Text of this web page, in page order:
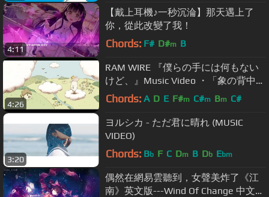
4:11
【戴上耳機♪一秒沉淪】那天遇上了
你，從此改變了我！
Chords: F# D#m B
4:26
RAM WIRE 『僕らの手には何もない
けど、』Music Video ・「象の背中」
の城井文が描くショートアニメ
Chords: A D E F#m C#m Bm C#
3:20
ヨルシカ - ただ君に晴れ (MUSIC
VIDEO)
Chords: Bb F C Dm B Db Ebm
偶然在網易雲聽到，女聲美炸了《江
南》英文版---Wind Of Change 中文字